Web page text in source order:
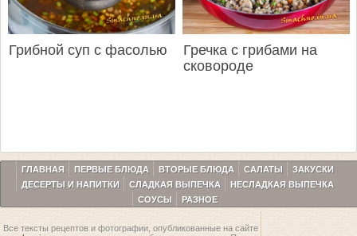
Грибной суп с фасолью
Гречка с грибами на
сковороде
ГЛАВНАЯ ПЕРВЫЕ БЛЮДА ВТОРЫЕ БЛЮДА САЛАТЫ
ЗАКУСКИ
ДЕСЕРТЫ И НАПИТКИ
СЛАДКАЯ ВЫПЕЧКА
НЕСЛАДКАЯ ВЫПЕЧКА
СОУСЫ
РАЗНОЕ
Все тексты рецептов и фотографии, опубликованные на сайте